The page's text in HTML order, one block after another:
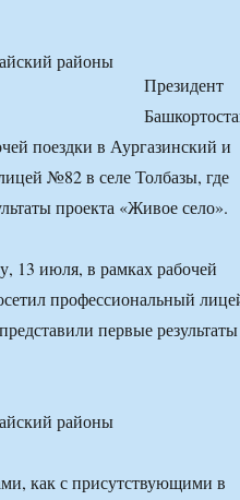
Президент
поездки в Аургазинский и
№82 в селе Толбазы, где
проекта «Живое село».
13 июля, в рамках рабочей
профессиональный
первые результаты
как с присутствующими в